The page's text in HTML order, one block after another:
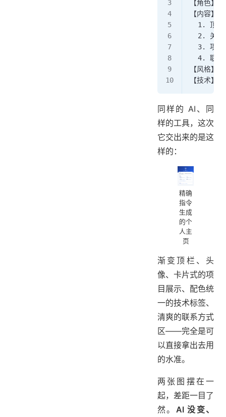
【角色】
【内容】
1. 顶部
2. 关于
3. 项目
4. 联系
【风格】
【技术】
同样的 AI、同
样的工具，这次
它交出来的是这
样的：
精确
指令
生成
的个
人主
页
渐变顶栏、头
像、卡片式的项
目展示、配色统
一的技术标签、
清爽的联系方式
区——完全是可
以直接拿出去用
的水准。
两张图摆在一
起，差距一目了
然。 AI 没变、